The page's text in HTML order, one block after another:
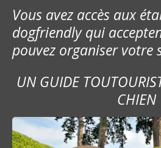
Vous avez accès aux
dogfriendly qui
pouvez organiser votre
UN GUIDE
CHIEN